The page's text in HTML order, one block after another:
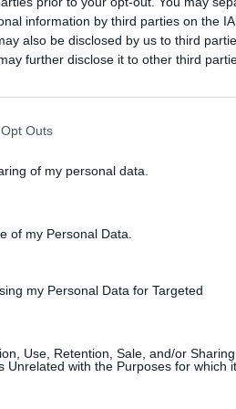
information by third parties on the
also be disclosed by us to third
further disclose it to other third
Outs
of my personal data.
of my Personal Data.
my Personal Data for Targeted
Use, Retention, Sale, and/or Sharing
Unrelated with the Purposes for which it
az EU három legnagyobb
az aránya, akiknek bár van
tartozik, melynek